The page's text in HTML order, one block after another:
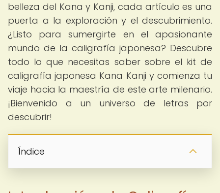
belleza del Kana y Kanji, cada artículo es una
puerta a la exploración y el descubrimiento.
¿Listo para sumergirte en el apasionante
mundo de la caligrafía japonesa? Descubre
todo lo que necesitas saber sobre el kit de
caligrafía japonesa Kana Kanji y comienza tu
viaje hacia la maestría de este arte milenario.
¡Bienvenido a un universo de letras por
descubrir!
Índice